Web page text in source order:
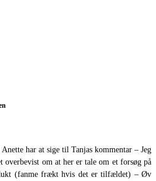
har at sige til Tanjas kommentar – Jeg
overbevist om at her er tale om et forsøg på
(fanme frækt hvis det er tilfældet) – Øv